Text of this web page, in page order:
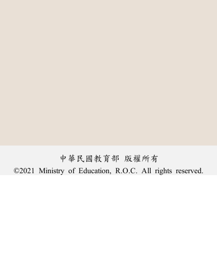
中華民國教育部 版權所有
©2021 Ministry of Education, R.O.C. All rights reserved.